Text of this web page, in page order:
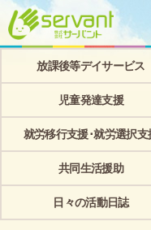
放課後等デイサービス
児童発達支援
就労移行支援･就労選択支
共同生活援助
日々の活動日誌